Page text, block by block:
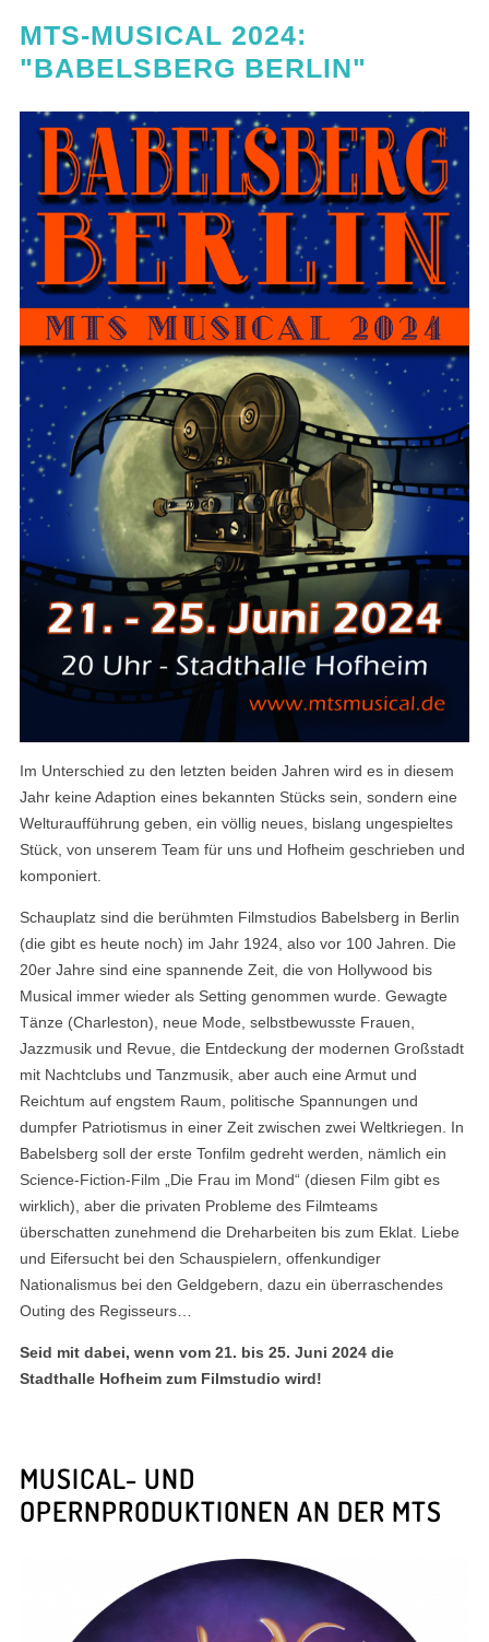
MTS-MUSICAL 2024:
"BABELSBERG BERLIN"
Im Unterschied zu den letzten beiden Jahren wird es in diesem
Jahr keine Adaption eines bekannten Stücks sein, sondern eine
Welturaufführung geben, ein völlig neues, bislang ungespieltes
Stück, von unserem Team für uns und Hofheim geschrieben und
komponiert.
Schauplatz sind die berühmten Filmstudios Babelsberg in Berlin
(die gibt es heute noch) im Jahr 1924, also vor 100 Jahren. Die
20er Jahre sind eine spannende Zeit, die von Hollywood bis
Musical immer wieder als Setting genommen wurde. Gewagte
Tänze (Charleston), neue Mode, selbstbewusste Frauen,
Jazzmusik und Revue, die Entdeckung der modernen Großstadt
mit Nachtclubs und Tanzmusik, aber auch eine Armut und
Reichtum auf engstem Raum, politische Spannungen und
dumpfer Patriotismus in einer Zeit zwischen zwei Weltkriegen. In
Babelsberg soll der erste Tonfilm gedreht werden, nämlich ein
Science-Fiction-Film „Die Frau im Mond“ (diesen Film gibt es
wirklich), aber die privaten Probleme des Filmteams
überschatten zunehmend die Dreharbeiten bis zum Eklat. Liebe
und Eifersucht bei den Schauspielern, offenkundiger
Nationalismus bei den Geldgebern, dazu ein überraschendes
Outing des Regisseurs…
Seid mit dabei, wenn vom 21. bis 25. Juni 2024 die
Stadthalle Hofheim zum Filmstudio wird!
MUSICAL- UND
OPERNPRODUKTIONEN AN DER MTS